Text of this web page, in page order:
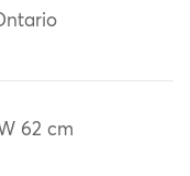
62 cm